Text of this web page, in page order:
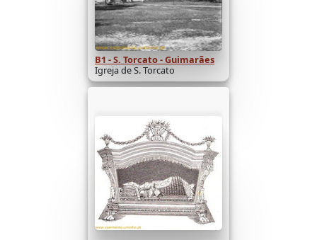
B1 - S. Torcato - Guimarães
Igreja de S. Torcato